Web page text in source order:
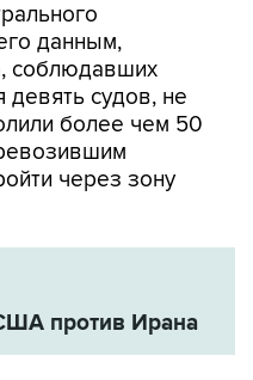
данным,
соблюдавших
девять судов, не
более чем 50
через зону
против Ирана